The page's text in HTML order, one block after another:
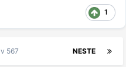
1
NESTE
567